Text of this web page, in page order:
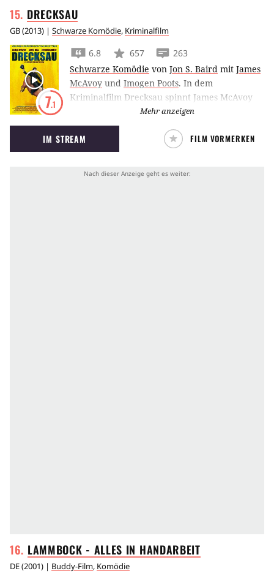
DRECKSAU
GB(2013) | Schwarze Komödie, Kriminalfilm
7.1
6.8 657
263
Schwarze Komödie von Jon S. Baird mit James
McAvoy und Imogen Poots. In dem
Kriminalfilm Drecksau spinnt James McAvoy
als Detective Bruce Robertson ein Netz von
Intrigen und verliert dabei die Kontrolle über
sich, sein Leben und seinen Verstand.
Mehr anzeigen
IM STREAM FILM VORMERKEN
LAMMBOCK - ALLES IN HANDARBEIT
DE(2001) | Buddy-Film, Komödie